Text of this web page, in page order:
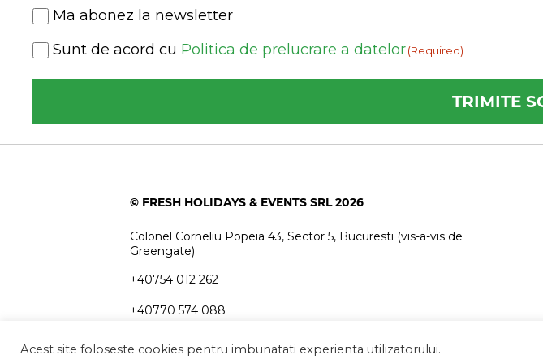
Newsletter
Ma abonez la newsletter
Consent
Sunt de acord cu Politica de prelucrare a datelor(Required)
© FRESH HOLIDAYS & EVENTS SRL 2026
Colonel Corneliu Popeia 43, Sector 5, Bucuresti (vis-a-vis de
Greengate)
+40754 012 262
+40770 574 088
info@freshholidays.ro
Acest site foloseste cookies pentru imbunatati experienta utilizatorului.